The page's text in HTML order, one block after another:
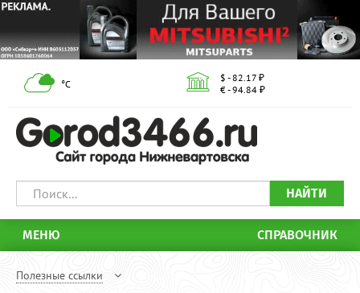
°С
$ - 82.17 ₽
€ - 94.84 ₽
НАЙТИ
МЕНЮ СПРАВОЧНИК
Полезные ссылки